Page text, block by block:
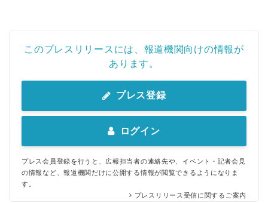
このプレスリリースには、報道機関向けの情報が
あります。
プレス登録
ログイン
プレス会員登録を行うと、広報担当者の連絡先や、イベント・記者会見
の情報など、報道機関だけに公開する情報が閲覧できるようになりま
す。
プレスリリース受信に関するご案内